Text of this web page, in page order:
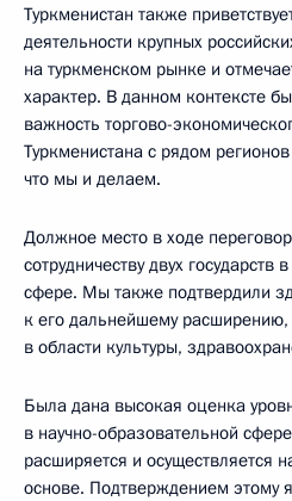
Туркменистан также
деятельности крупных
на туркменском рынке и
характер. В данном контексте
важность торгово-
Туркменистана с рядом
что мы и делаем.
Должное место в ходе
сотрудничеству двух государств
сфере. Мы также подтвердили
к его дальнейшему
в области культуры,
Была дана высокая оценка
в научно-образовательной
расширяется и осуществляется
основе. Подтверждением этому